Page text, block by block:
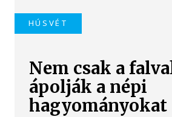
HÚSVÉT
Nem csak a
ápolják a népi
hagyományokat